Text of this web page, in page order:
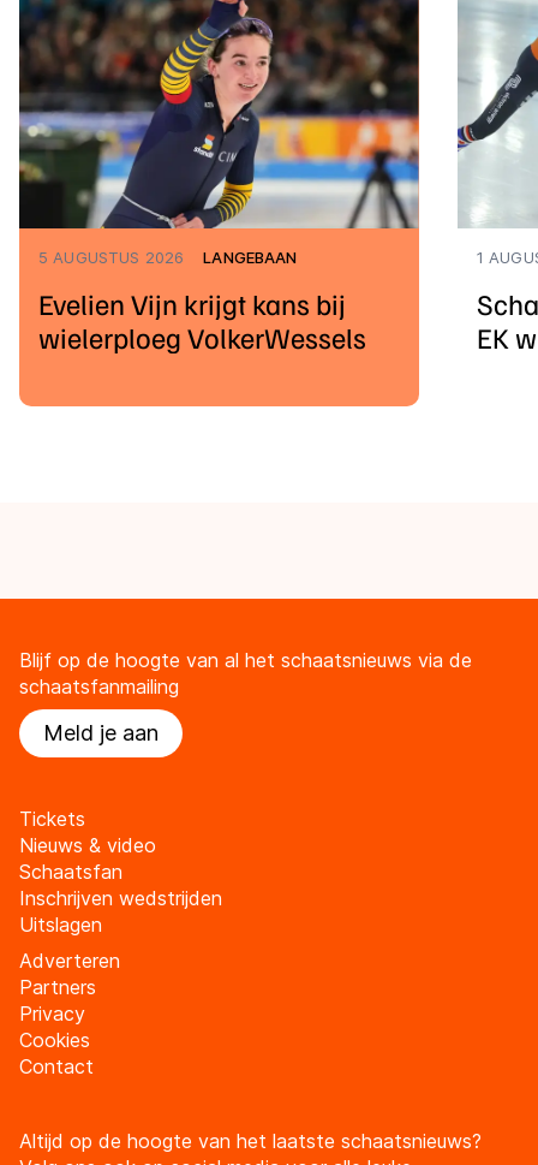
5 AUGUSTUS 2026 LANGEBAAN
Evelien Vijn krijgt kans bij
wielerploeg VolkerWessels
1
EK
Blijf op de hoogte van al het schaatsnieuws via de
schaatsfanmailing
Meld je aan
Tickets
Nieuws & video
Schaatsfan
Inschrijven wedstrijden
Uitslagen
Adverteren
Partners
Privacy
Cookies
Contact
Altijd op de hoogte van het laatste schaatsnieuws?